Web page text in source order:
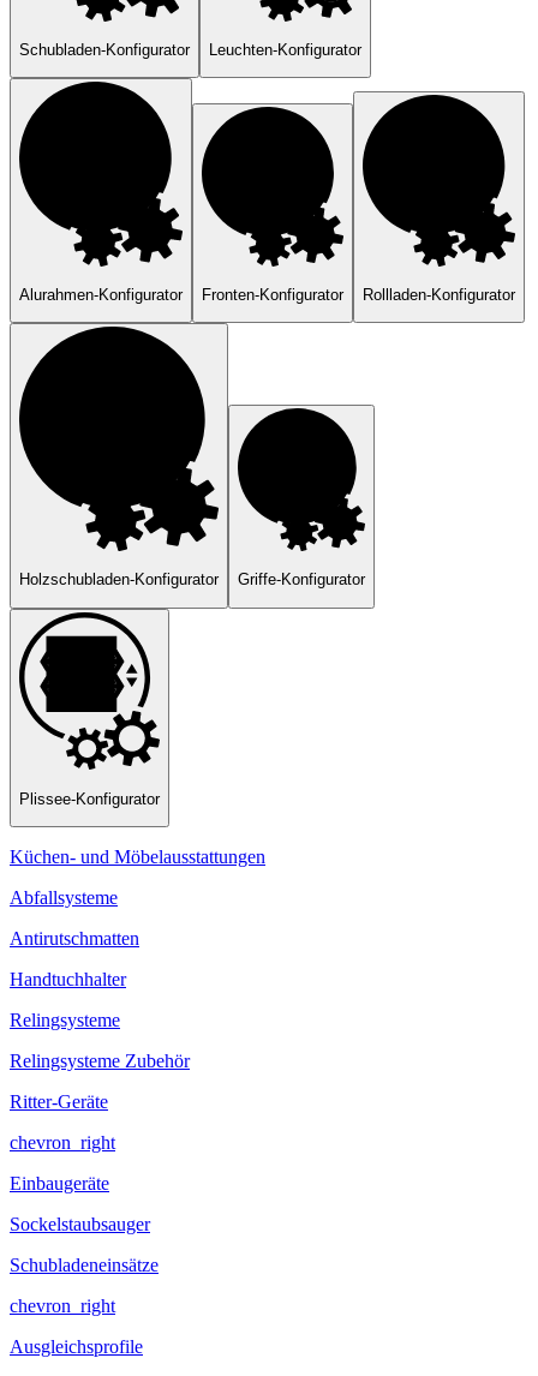
Schubladen-Konfigurator Leuchten-Konfigurator
Alurahmen-Konfigurator Fronten-Konfigurator Rollladen-Konfigurator
Holzschubladen-Konfigurator Griffe-Konfigurator
Plissee-Konfigurator
Küchen- und Möbelausstattungen
Abfallsysteme
Antirutschmatten
Handtuchhalter
Relingsysteme
Relingsysteme Zubehör
Ritter-Geräte
chevron_right
Einbaugeräte
Sockelstaubsauger
Schubladeneinsätze
chevron_right
Ausgleichsprofile